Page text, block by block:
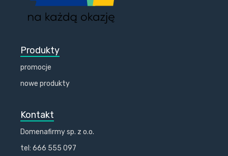
Produkty
promocje
nowe produkty
Kontakt
Domenafirmy sp. z o.o.
tel: 666 555 097